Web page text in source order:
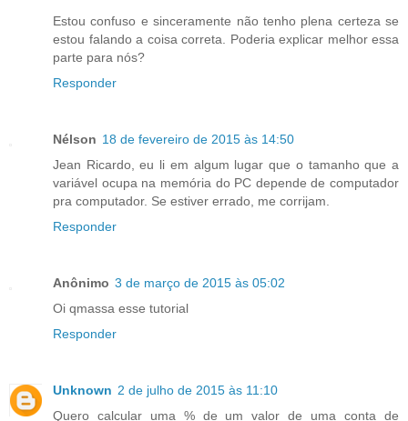
Estou confuso e sinceramente não tenho plena certeza se
estou falando a coisa correta. Poderia explicar melhor essa
parte para nós?
Responder
Nélson 18 de fevereiro de 2015 às 14:50
Jean Ricardo, eu li em algum lugar que o tamanho que a
variável ocupa na memória do PC depende de computador
pra computador. Se estiver errado, me corrijam.
Responder
Anônimo 3 de março de 2015 às 05:02
Oi qmassa esse tutorial
Responder
Unknown 2 de julho de 2015 às 11:10
Quero calcular uma % de um valor de uma conta de